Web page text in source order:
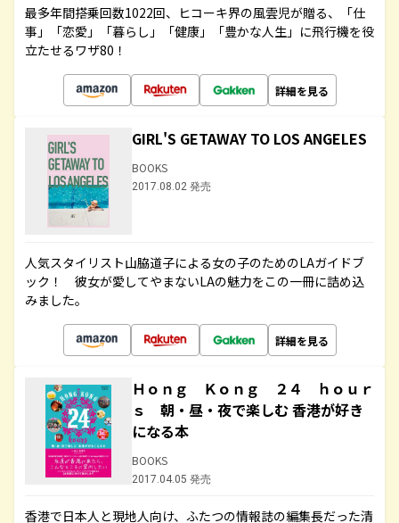
最多年間搭乗回数1022回、ヒコーキ界の風雲児が贈る、「仕
事」「恋愛」「暮らし」「健康」「豊かな人生」に飛行機を役
立たせるワザ80！
詳細を見る
GIRL'S GETAWAY TO LOS ANGELES
BOOKS
2017.08.02 発売
人気スタイリスト山脇道子による女の子のためのLAガイドブ
ック！ 彼女が愛してやまないLAの魅力をこの一冊に詰め込
みました。
詳細を見る
Ｈｏｎｇ Ｋｏｎｇ ２４ ｈｏｕｒ
ｓ 朝・昼・夜で楽しむ 香港が好き
になる本
BOOKS
2017.04.05 発売
香港で日本人と現地人向け、ふたつの情報誌の編集長だった清